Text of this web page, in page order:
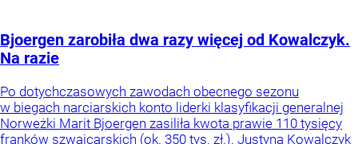
Bjoergen zarobiła dwa razy więcej od Kowalczyk.
Na razie
Po dotychczasowych zawodach obecnego sezonu
w biegach narciarskich konto liderki klasyfikacji generalnej
Norweżki Marit Bjoergen zasiliła kwota prawie 110 tysięcy
franków szwajcarskich (ok. 350 tys. zł.). Justyna Kowalczyk